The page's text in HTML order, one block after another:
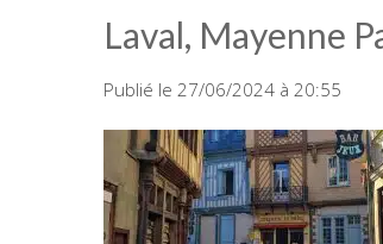
Laval, Mayenne
Publié le 27/06/2024 à 20:55